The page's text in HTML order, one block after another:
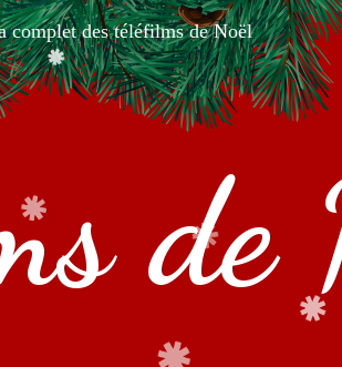
complet des téléfilms de Noël
de